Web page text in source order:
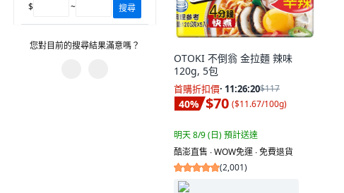
$ ~ 搜尋
您對目前的搜尋結果滿意嗎？
OTOKI 不倒翁 金拉麵 辣味
120g, 5包
首購折扣價· 11:26:19$117
40% $70 ($11.67/100g)
明天 8/9 (日)預計送達
酷澎直售 ∙ WOW免運 ∙ 免費退貨
(2,001)